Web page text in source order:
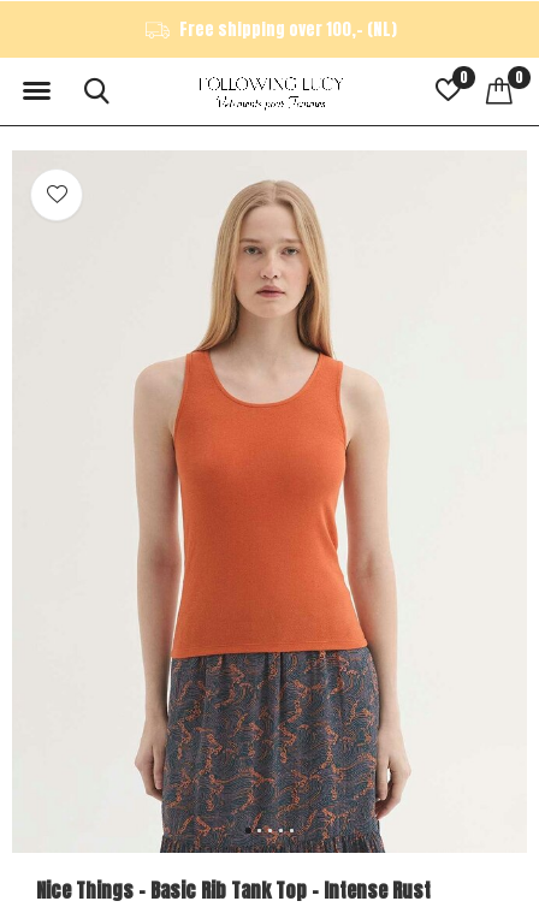
0 0
Free shipping over 100,- (NL)
Nice Things - Basic Rib Tank Top - Intense Rust